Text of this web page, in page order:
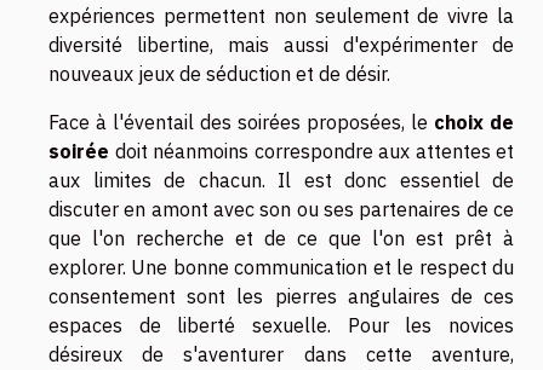
expériences permettent non seulement de vivre la
diversité libertine, mais aussi d'expérimenter de
nouveaux jeux de séduction et de désir.
Face à l'éventail des soirées proposées, le choix de
soirée doit néanmoins correspondre aux attentes et
aux limites de chacun. Il est donc essentiel de
discuter en amont avec son ou ses partenaires de ce
que l'on recherche et de ce que l'on est prêt à
explorer. Une bonne communication et le respect du
consentement sont les pierres angulaires de ces
espaces de liberté sexuelle. Pour les novices
désireux de s'aventurer dans cette aventure,